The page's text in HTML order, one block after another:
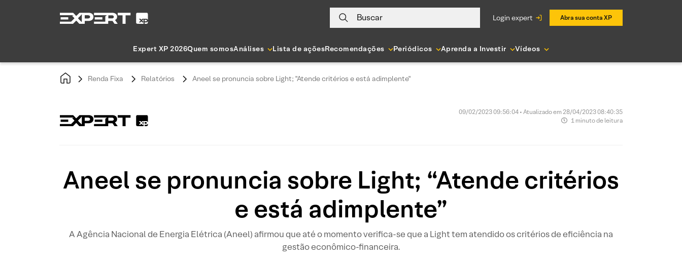
Buscar login expert Abra sua conta XP
Expert XP 2026Quem somosAnálises Lista de açõesRecomendações Periódicos Aprenda a Investir Vídeos
Renda Fixa Relatórios Aneel se pronuncia sobre Light; "Atende critérios e está adimplente"
09/02/2023 09:56:04 • Atualizado em 28/04/2023 08:40:35
1 minuto de leitura
Aneel se pronuncia sobre Light; “Atende critérios
e está adimplente”
A Agência Nacional de Energia Elétrica (Aneel) afirmou que até o momento verifica-se que a Light tem atendido os critérios de eficiência na
gestão econômico-financeira.